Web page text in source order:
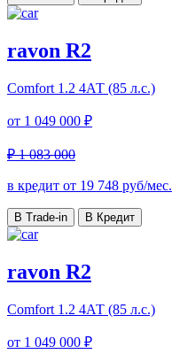
ravon R2
Comfort 1.2 4АТ (85 л.с.)
от 1 049 000 ₽
₽ 1 083 000
в кредит от 19 748 руб/мес.
В Trade-in В Кредит
ravon R2
Comfort 1.2 4АТ (85 л.с.)
от 1 049 000 ₽